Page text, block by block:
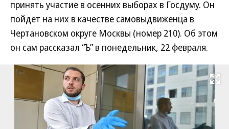
принять участие в осенних выборах в Госдуму. Он
пойдет на них в качестве самовыдвиженца в
Чертановском округе Москвы (номер 210). Об этом
он сам рассказал “Ъ” в понедельник, 22 февраля.
Развернуть